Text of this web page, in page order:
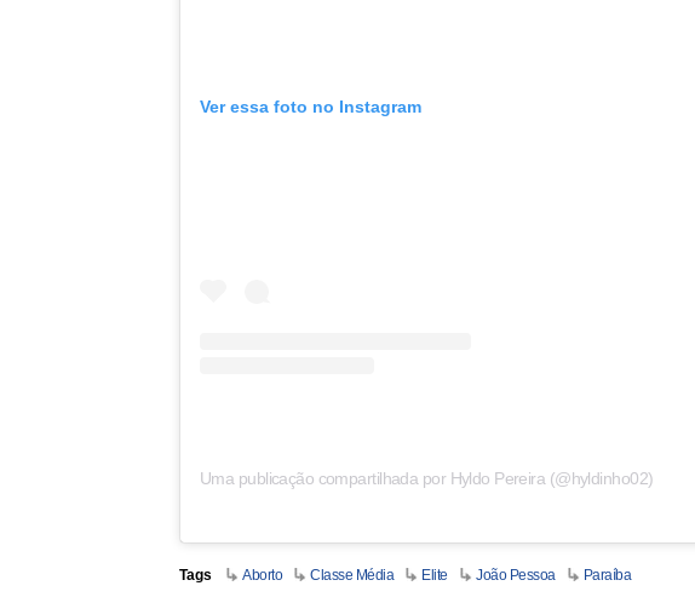
Ver essa foto no Instagram
Uma publicação compartilhada por Hyldo Pereira (@hyldinho02)
Tags Aborto Classe Média Elite João Pessoa Paraíba